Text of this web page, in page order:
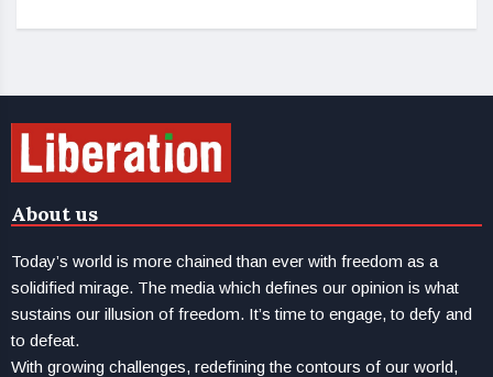
About us
Today’s world is more chained than ever with freedom as a
solidified mirage. The media which defines our opinion is what
sustains our illusion of freedom. It’s time to engage, to defy and
to defeat.
With growing challenges, redefining the contours of our world,